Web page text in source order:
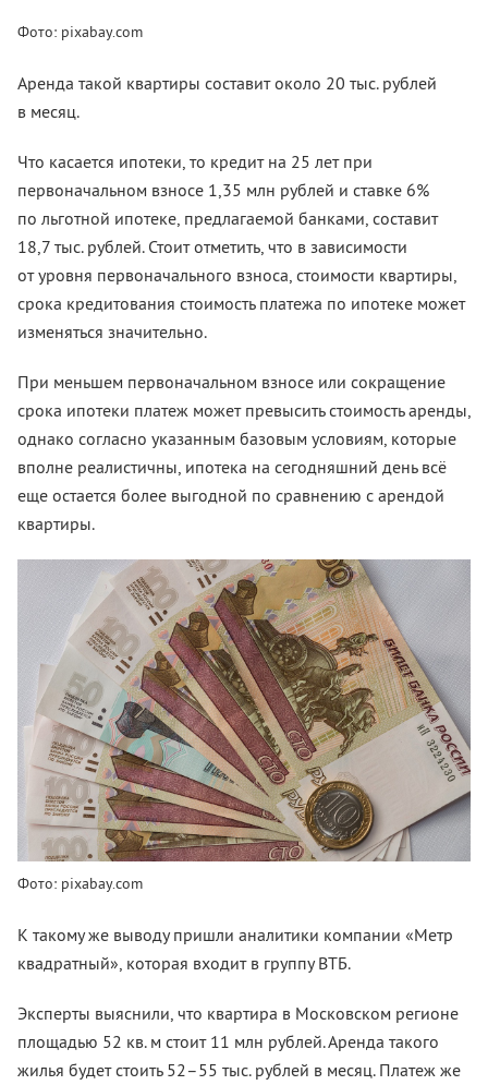
Фото: pixabay.com
Аренда такой квартиры составит около 20 тыс. рублей
в месяц.
Что касается ипотеки, то кредит на 25 лет при
первоначальном взносе 1,35 млн рублей и ставке 6%
по льготной ипотеке, предлагаемой банками, составит
18,7 тыс. рублей. Стоит отметить, что в зависимости
от уровня первоначального взноса, стоимости квартиры,
срока кредитования стоимость платежа по ипотеке может
изменяться значительно.
При меньшем первоначальном взносе или сокращение
срока ипотеки платеж может превысить стоимость аренды,
однако согласно указанным базовым условиям, которые
вполне реалистичны, ипотека на сегодняшний день всё
еще остается более выгодной по сравнению с арендой
квартиры.
Фото: pixabay.com
К такому же выводу пришли аналитики компании «Метр
квадратный», которая входит в группу ВТБ.
Эксперты выяснили, что квартира в Московском регионе
площадью 52 кв. м стоит 11 млн рублей. Аренда такого
жилья будет стоить 52–55 тыс. рублей в месяц. Платеж же